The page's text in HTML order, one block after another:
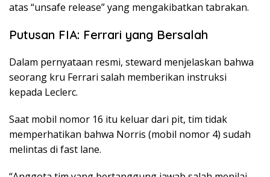
atas “unsafe release” yang mengakibatkan tabrakan.
Putusan FIA: Ferrari yang Bersalah
Dalam pernyataan resmi, steward menjelaskan bahwa
seorang kru Ferrari salah memberikan instruksi
kepada Leclerc.
Saat mobil nomor 16 itu keluar dari pit, tim tidak
memperhatikan bahwa Norris (mobil nomor 4) sudah
melintas di fast lane.